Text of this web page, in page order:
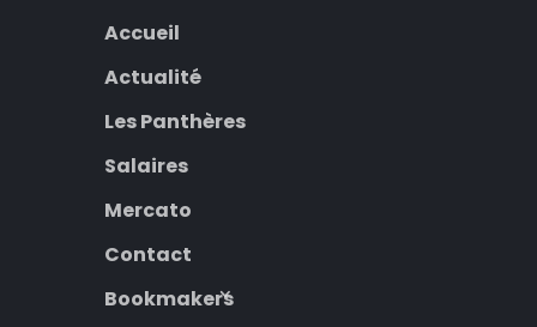
Accueil
Actualité
Les Panthères
Salaires
Mercato
Contact
Bookmakers